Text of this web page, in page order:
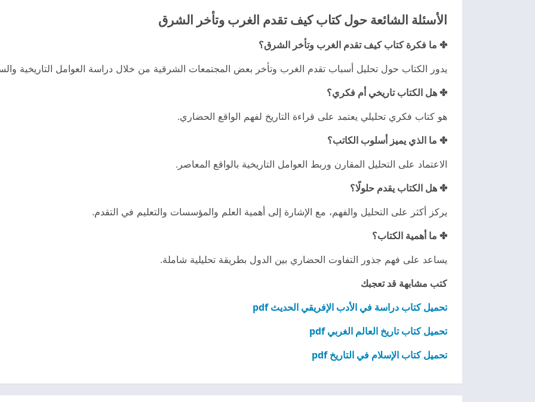
الأسئلة الشائعة حول كتاب كيف تقدم الغرب وتأخر الشرق
✤ ما فكرة كتاب كيف تقدم الغرب وتأخر الشرق؟
يدور الكتاب حول تحليل أسباب تقدم الغرب وتأخر بعض المجتمعات الشرقية من خلال دراسة العوامل التاريخية
✤ هل الكتاب تاريخي أم فكري؟
هو كتاب فكري تحليلي يعتمد على قراءة التاريخ لفهم الواقع الحضاري.
✤ ما الذي يميز أسلوب الكاتب؟
الاعتماد على التحليل المقارن وربط العوامل التاريخية بالواقع المعاصر.
✤ هل الكتاب يقدم حلولًا؟
يركز أكثر على التحليل والفهم، مع الإشارة إلى أهمية العلم والمؤسسات والتعليم في التقدم.
✤ ما أهمية الكتاب؟
يساعد على فهم جذور التفاوت الحضاري بين الدول بطريقة تحليلية شاملة.
كتب مشابهة قد تعجبك
تحميل كتاب دراسة في الأدب الإفريقي الحديث pdf
تحميل كتاب تاريخ العالم الغربي pdf
تحميل كتاب الإسلام في التاريخ pdf